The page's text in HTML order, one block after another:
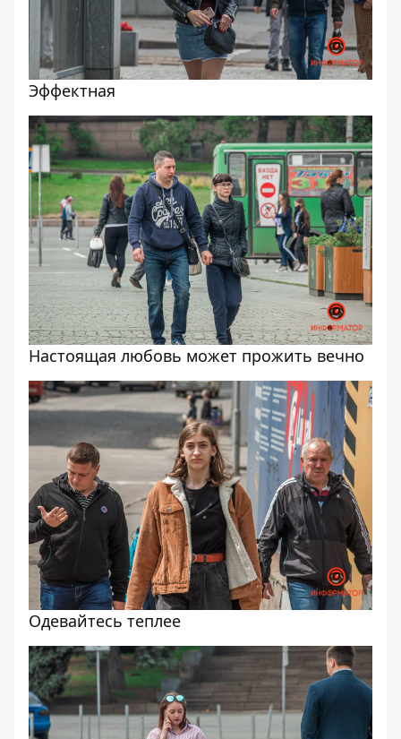
Эффектная
Настоящая любовь может прожить вечно
Одевайтесь теплее